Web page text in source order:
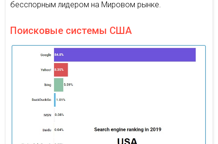
бесспорным лидером на Мировом рынке.
Поисковые системы США